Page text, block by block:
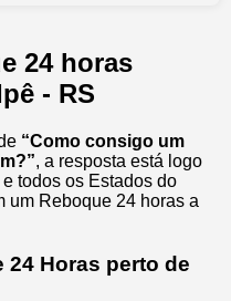
24 horas
- RS
“Como consigo um
, a resposta está logo
todos os Estados do
um Reboque 24 horas a
24 Horas perto de